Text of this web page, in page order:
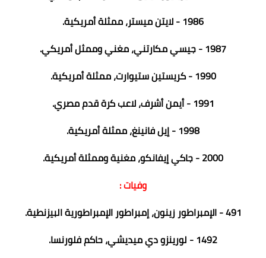
1986 - لايتن ميستر، ممثلة أمريكية.
1987 - جيسي مكارتني، مغني وممثل أمريكي.
1990 - كريستين ستيوارت، ممثلة أمريكية.
1991 - أيمن أشرف، لاعب كرة قدم مصري.
1998 - إيل فانينغ، ممثلة أمريكية.
2000 - جاكي إيفانكو، مغنية وممثلة أمريكية.
وفيات :
491 - الإمبراطور زينون، إمبراطور الإمبراطورية البيزنطية.
1492 - لورينزو دي ميديشي، حاكم فلورنسا.